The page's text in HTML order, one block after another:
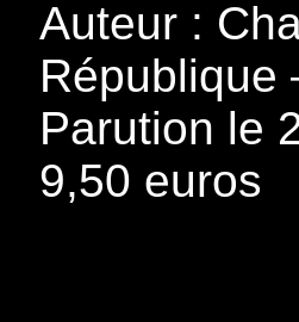
Auteur :
République
Parution le
9,50 euros